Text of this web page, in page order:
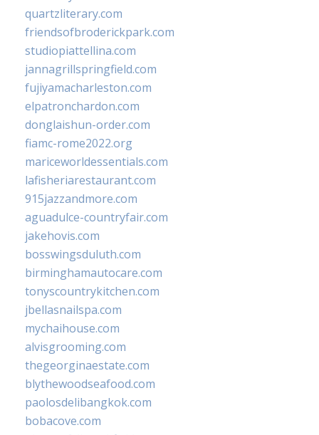
quartzliterary.com
friendsofbroderickpark.com
studiopiattellina.com
jannagrillspringfield.com
fujiyamacharleston.com
elpatronchardon.com
donglaishun-order.com
fiamc-rome2022.org
mariceworldessentials.com
lafisheriarestaurant.com
915jazzandmore.com
aguadulce-countryfair.com
jakehovis.com
bosswingsduluth.com
birminghamautocare.com
tonyscountrykitchen.com
jbellasnailspa.com
mychaihouse.com
alvisgrooming.com
thegeorginaestate.com
blythewoodseafood.com
paolosdelibangkok.com
bobacove.com